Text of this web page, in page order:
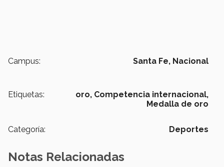
Campus: Santa Fe, Nacional
Etiquetas: oro, Competencia internacional,
Medalla de oro
Categoría: Deportes
Notas Relacionadas